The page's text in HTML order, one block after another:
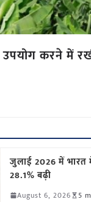
करने में
जुलाई 2026 में भारत में
28.1% बढ़ी
August 6, 2026 5